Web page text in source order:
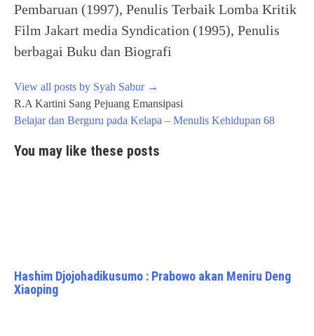
Pembaruan (1997), Penulis Terbaik Lomba Kritik
Film Jakart media Syndication (1995), Penulis
berbagai Buku dan Biografi
View all posts by Syah Sabur →
Post
navigation
R.A Kartini Sang Pejuang Emansipasi
Belajar dan Berguru pada Kelapa – Menulis Kehidupan 68
You may like these posts
Hashim Djojohadikusumo : Prabowo akan Meniru Deng
Xiaoping